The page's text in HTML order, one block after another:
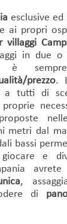
esclusive ed
ai propri
in due
è
prezzo.
a tutti di
metri dal
bassi
e
,
di